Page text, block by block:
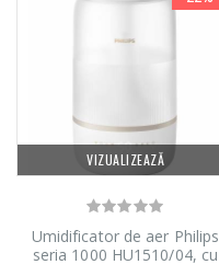
VIZUALIZEAZĂ
Umidificator de aer Philips
seria 1000 HU1510/04, cu